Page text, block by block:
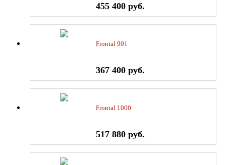
455 400 руб.
Frontal 901
367 400 руб.
Frontal 1000
517 880 руб.